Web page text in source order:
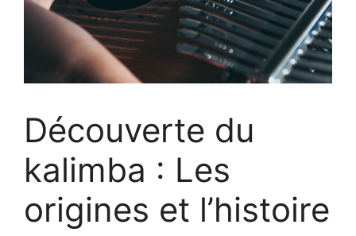
Découverte du
kalimba : Les
origines et l’histoire